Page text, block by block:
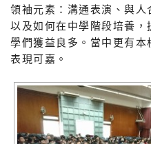
數學科
領袖元素：溝通表演、與人
以及如何在中學階段培養
學們獲益良多。當中更有本
表現可嘉。